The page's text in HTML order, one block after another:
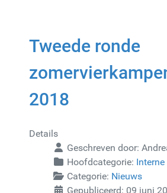
Tweede ronde
2018
Details
Geschreven door:
Hoofdcategorie:
Categorie: Nieuws
Gepubliceerd: 09 juni